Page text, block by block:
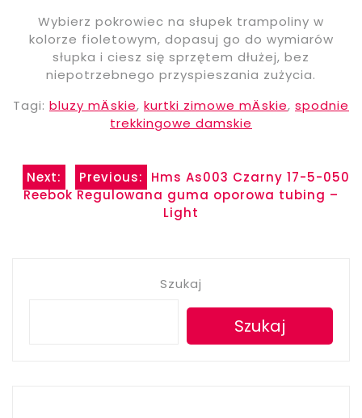
Wybierz pokrowiec na słupek trampoliny w
kolorze fioletowym, dopasuj go do wymiarów
słupka i ciesz się sprzętem dłużej, bez
niepotrzebnego przyspieszania zużycia.
Tagi: bluzy mÄskie, kurtki zimowe mÄskie, spodnie
trekkingowe damskie
Nawigacja
wpisu
Previous: Hms As003 Czarny 17-5-050
Next:
Reebok Regulowana guma oporowa tubing –
Light
Szukaj
Szukaj